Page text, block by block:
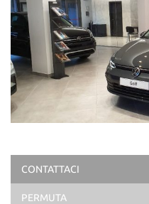
CONTATTACI
PERMUTA